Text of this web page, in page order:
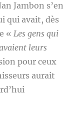
Jambon s’en
qui avait, dès
«Les gens qui
leurs
pour ceux
aurait